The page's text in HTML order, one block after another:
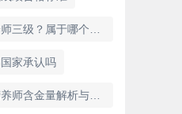
家承认吗